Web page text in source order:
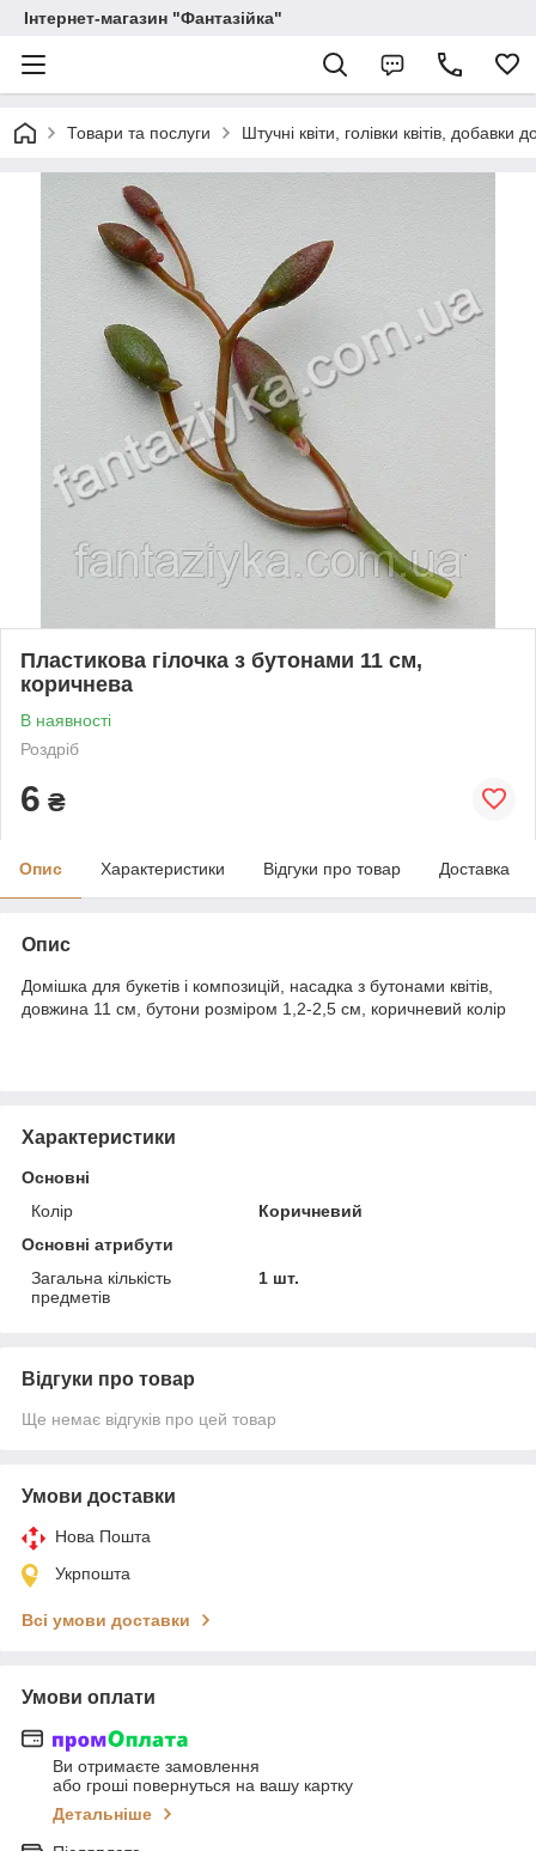
Інтернет-магазин "Фантазійка"
Товари та послуги Штучні квіти, голівки квітів, добавки
Пластикова гілочка з бутонами 11 см,
коричнева
В наявності
Роздріб
6 ₴
Опис Характеристики Відгуки про товар Доставка
Опис
Домішка для букетів і композицій, насадка з бутонами квітів,
довжина 11 см, бутони розміром 1,2-2,5 см, коричневий колір
Характеристики
Основні
Колір
Коричневий
Основні атрибути
Загальна кількість
предметів
1 шт.
Відгуки про товар
Ще немає відгуків про цей товар
Умови доставки
Нова Пошта
Укрпошта
Всі умови доставки
Умови оплати
Ви отримаєте замовлення
або гроші повернуться на вашу картку
Детальніше